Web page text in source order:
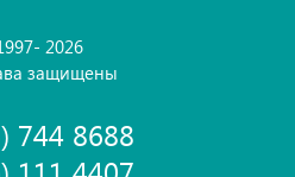
2026
защищены
744 8688